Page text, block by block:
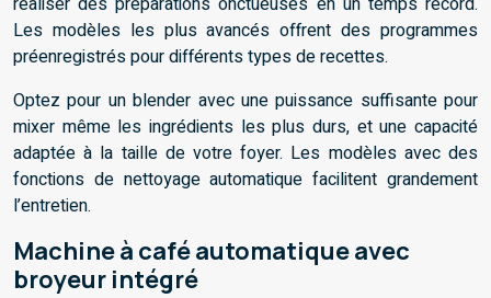
Les modèles les plus avancés offrent des programmes
préenregistrés pour différents types de recettes.
Optez pour un blender avec une puissance suffisante pour
mixer même les ingrédients les plus durs, et une capacité
adaptée à la taille de votre foyer. Les modèles avec des
fonctions de nettoyage automatique facilitent grandement
l’entretien.
Machine à café automatique avec
broyeur intégré